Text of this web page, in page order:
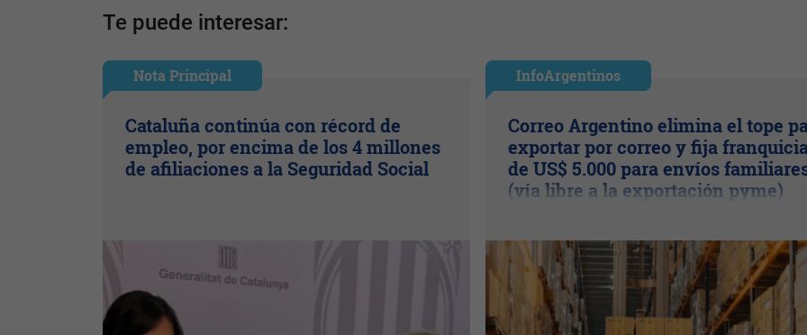
Te puede interesar:
Nota Principal
Cataluña continúa con récord de
empleo, por encima de los 4 millones
de afiliaciones a la Seguridad Social
InfoArgentinos
Correo Argentino elimina el tope
exportar por correo y fija
de US$ 5.000 para envíos
(vía libre a la exportación pyme)